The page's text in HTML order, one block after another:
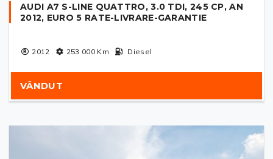
AUDI A7 S-LINE QUATTRO, 3.0 TDI, 245 CP, AN
2012, EURO 5 RATE-LIVRARE-GARANTIE
2012 253 000Km Diesel
VÂNDUT